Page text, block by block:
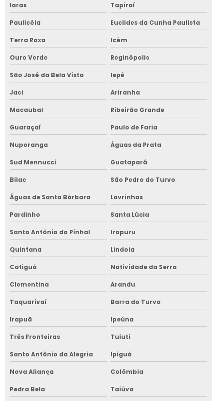
Iaras Tapiraí
Paulicéia Euclides da Cunha Paulista
Terra Roxa Icém
Ouro Verde Reginópolis
São José da Bela Vista Iepê
Jaci Ariranha
Macaubal Ribeirão Grande
Guaraçaí Paulo de Faria
Nuporanga Águas da Prata
Sud Mennucci Guatapará
Bilac São Pedro do Turvo
Águas de Santa Bárbara Lavrinhas
Pardinho Santa Lúcia
Santo Antônio do Pinhal Irapuru
Quintana Lindoia
Catiguá Natividade da Serra
Clementina Arandu
Taquarivaí Barra do Turvo
Irapuã Ipeúna
Três Fronteiras Tuiuti
Santo Antônio da Alegria Ipiguá
Nova Aliança Colômbia
Pedra Bela Taiúva